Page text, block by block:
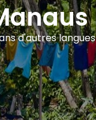
d'autres langues